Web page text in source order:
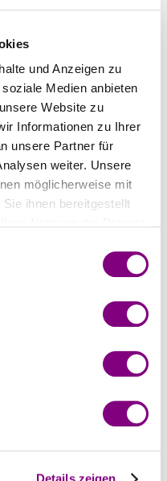
und Anzeigen zu
Medien anbieten
Website zu
Informationen zu Ihrer
unsere Partner für
weiter. Unsere
möglicherweise mit
ihnen bereitgestellt
Weihnachtsbaum 491-
05
30.64
Relax Dekce